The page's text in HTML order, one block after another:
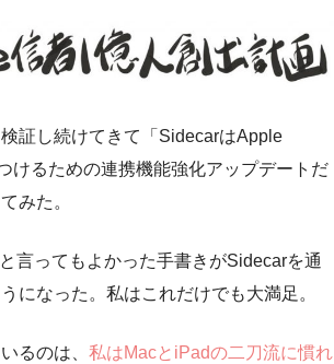
証し続けてきて「SidecarはApple
けるための連携機能強化アップデートだ
みた。
言ってもよかった手書きがSidecarを通
になった。私はこれだけでも大満足。
るのは、 私はMacとiPadの二刀流に慣れ